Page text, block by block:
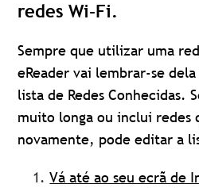
redes Wi-Fi.
Sempre que utilizar uma
eReader vai lembrar-se
lista de Redes Conhecidas.
muito longa ou inclui redes
novamente, pode editar a
Vá até ao seu ecrã de